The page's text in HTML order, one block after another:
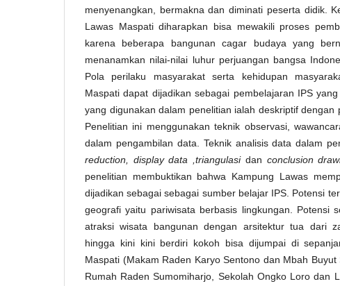
menyenangkan, bermakna dan diminati peserta didik.
Lawas Maspati diharapkan bisa mewakili proses
karena beberapa bangunan cagar budaya yang
menanamkan nilai-nilai luhur perjuangan bangsa
Pola perilaku masyarakat serta kehidupan
Maspati dapat dijadikan sebagai pembelajaran IPS
yang digunakan dalam penelitian ialah deskriptif dengan
Penelitian ini menggunakan teknik observasi,
dalam pengambilan data. Teknik analisis data dalam
reduction,
display data ,triangulasi dan conclusion
penelitian membuktikan bahwa Kampung Lawas
dijadikan sebagai sebagai sumber belajar IPS. Potensi
geografi yaitu pariwisata berbasis lingkungan. Potensi
atraksi wisata bangunan dengan arsitektur tua dari
hingga kini kini berdiri kokoh bisa dijumpai di
Maspati (Makam Raden Karyo Sentono dan Mbah Buyut
Rumah Raden Sumomiharjo, Sekolah Ongko Loro dan